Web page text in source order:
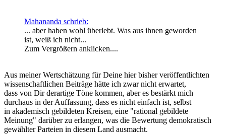
Mahananda schrieb:
... aber haben wohl überlebt. Was aus ihnen geworden
ist, weiß ich nicht...
Zum Vergrößern anklicken....
Aus meiner Wertschätzung für Deine hier bisher veröffentlichten
wissenschaftlichen Beiträge hätte ich zwar nicht erwartet,
dass von Dir derartige Töne kommen, aber es bestärkt mich
durchaus in der Auffassung, dass es nicht einfach ist, selbst
in akademisch gebildeten Kreisen, eine "rational gebildete
Meinung" darüber zu erlangen, was die Bewertung demokratisch
gewählter Parteien in diesem Land ausmacht.